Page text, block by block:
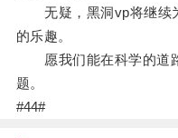
无疑，黑洞vp将继续
的乐趣。
愿我们能在科学的道
题。
#44#